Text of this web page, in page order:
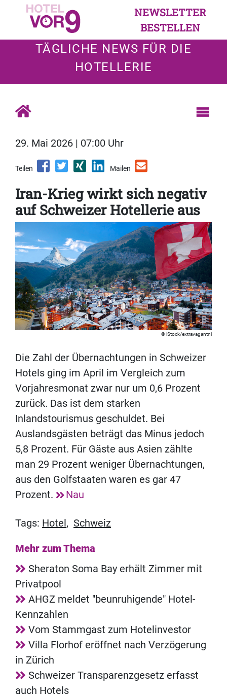
NEWSLETTER
BESTELLEN
TÄGLICHE NEWS FÜR DIE
HOTELLERIE
29. Mai 2026 | 07:00 Uhr
Teilen Mailen
Iran-Krieg wirkt sich negativ
auf Schweizer Hotellerie aus
iStock/extravagantni
Die Zahl der Übernachtungen in Schweizer
Hotels ging im April im Vergleich zum
Vorjahresmonat zwar nur um 0,6 Prozent
zurück. Das ist dem starken
Inlandstourismus geschuldet. Bei
Auslandsgästen beträgt das Minus jedoch
5,8 Prozent. Für Gäste aus Asien zählte
man 29 Prozent weniger Übernachtungen,
aus den Golfstaaten waren es gar 47
Prozent.
Nau
Tags: Hotel, Schweiz
Mehr zum Thema
Sheraton Soma Bay erhält Zimmer mit
Privatpool
AHGZ meldet "beunruhigende" Hotel-
Kennzahlen
Vom Stammgast zum Hotelinvestor
Villa Florhof eröffnet nach Verzögerung
in Zürich
Schweizer Transparenzgesetz erfasst
auch Hotels